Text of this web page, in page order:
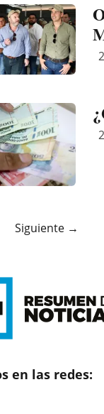
Siguiente →
en las redes: